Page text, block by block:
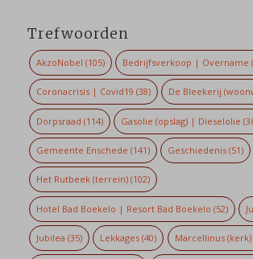
Trefwoorden
AkzoNobel (105) Bedrijfsverkoop | Overname
Coronacrisis | Covid19 (38) De Bleekerij
Dorpsraad (114) Gasolie (opslag) | Dieselolie
Gemeente Enschede (141) Geschiedenis (51)
Het Rutbeek (terrein)(102)
Hotel Bad Boekelo | Resort Bad Boekelo (52)
Jubilea (35) Lekkages (40) Marcellinus (kerk)